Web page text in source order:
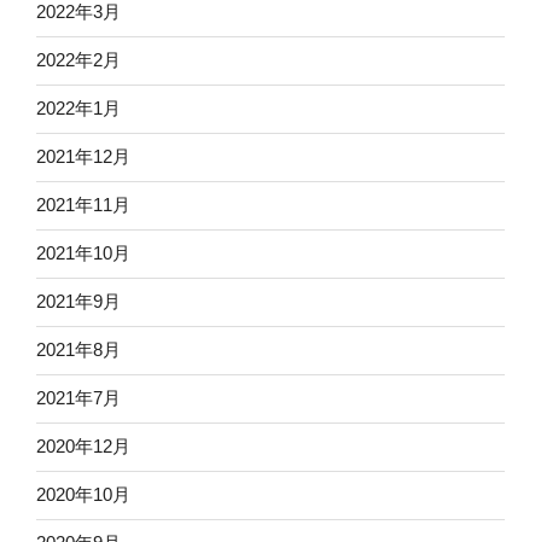
2022年3月
2022年2月
2022年1月
2021年12月
2021年11月
2021年10月
2021年9月
2021年8月
2021年7月
2020年12月
2020年10月